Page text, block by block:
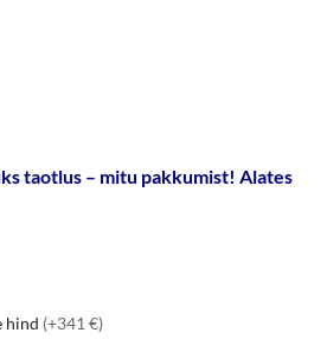
taotlus – mitu pakkumist! Alates
hind (+341 €)